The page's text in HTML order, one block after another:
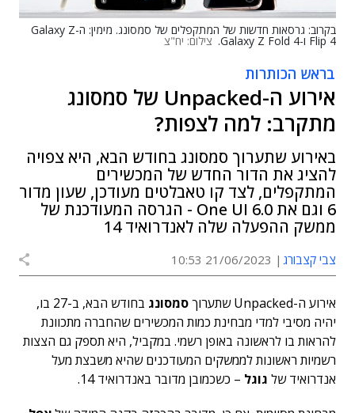
בקרוב: גרסאות חדשות של המתקפלים של סמסונג. מימין: ה-Galaxy Z
Flip 4 ו-Galaxy Z Fold 4. צילום: יח"צ
בראש הכותרות
אירוע ה-Unpacked של סמסונג
מתקרב: למה לצפות?
באירוע שתערוך סמסונג בחודש הבא, היא צפויה
להציג את הדור החדש של המכשירים
המתקפלים, לצד קו טאבלטים מעודכן, שעון מדור
6 וגם את One UI 6.0 - הגרסה המעודכנת של
ממשק ההפעלה שלה לאנדרואיד 14
צבי קצבורג 21/06/2023 10:53
אירוע ה-Unpacked שתערוך סמסונג
בחודש הבא, ב-27 בו,
יהיה מסיבי למדי מבחינת כמות המכשירים שהחברה מתכוונת
להראות בו לראשונה באופן רשמי. במקביל, היא תספק גם הצצות
רשמיות ראשונות לממשקים המעודכנים שהיא משבצת מעל
אנדרואיד של גוגל – כשכמובן מדובר באנדרואיד 14.